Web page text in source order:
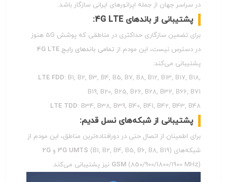
در سراسر جهان از جمله اپراتورهای ایرانی سازگار باشد.
پشتیبانی از باندهای 4G LTE:
برای تضمین سازگاری حداکثری در مناطقی که پوشش 5G هنوز
در دسترس نیست، این مودم از تمامی باندهای رایج 4G LTE
پشتیبانی می‌کند:
LTE FDD: B1, B2, B3, B4, B5, B7, B8, B12, B13, B17, B18,
B19, B20, B25, B26, B28, B32, B66, B71
LTE TDD: B34, B38, B39, B40, B41, B42, B43, B48
پشتیبانی از شبکه‌های نسل قدیم:
برای اطمینان از اتصال حتی در دورافتاده‌ترین مناطق، این مودم از
شبکه‌های
3G UMTS (B1, B2, B4, B5, B6, B8, B19) و
2G
GSM (850/900/1800/1900 MHz) نیز پشتیبانی می‌کند.